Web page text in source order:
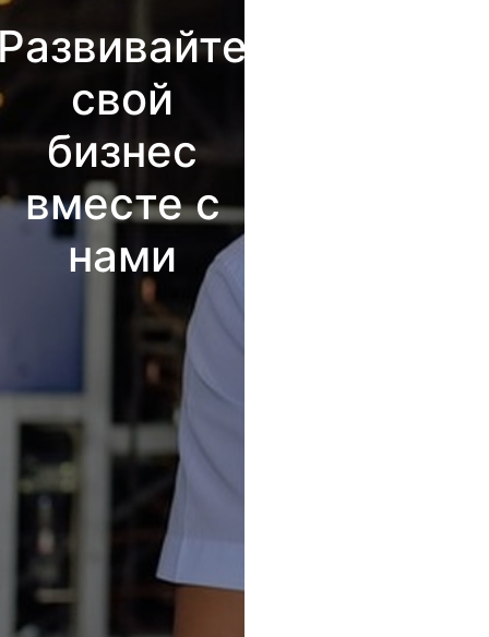
свой
бизнес
вместе с
нами